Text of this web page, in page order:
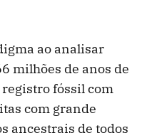
ao analisar
milhões de anos de
fóssil com
com grande
ancestrais de todos